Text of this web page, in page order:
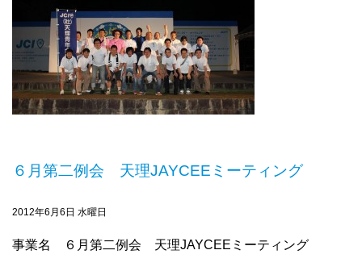
６月第二例会 天理JAYCEEミーティング
2012年6月6日 水曜日
事業名 ６月第二例会 天理JAYCEEミーティング